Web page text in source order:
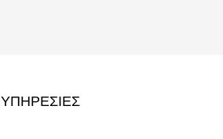
ΥΠΗΡΕΣΊΕΣ